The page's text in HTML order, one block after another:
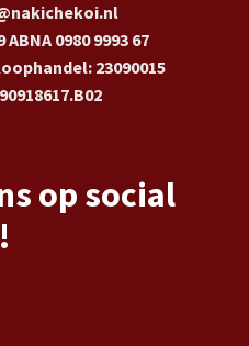
ABNA 0980 9993 67
23090015
op social